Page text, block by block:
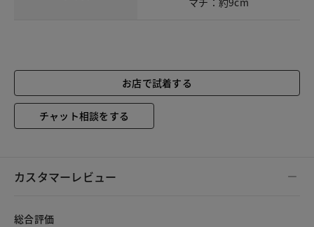
お店で試着する
チャット相談をする
カスタマーレビュー
総合評価